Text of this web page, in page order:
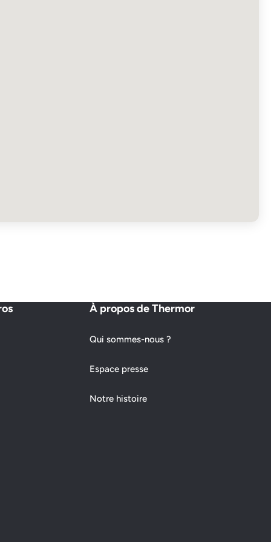
À propos de Thermor
Qui sommes-nous ?
Espace presse
Notre histoire